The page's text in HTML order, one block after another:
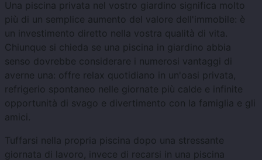
Una piscina privata nel vostro giardino significa molto
più di un semplice aumento del valore dell'immobile: è
un investimento diretto nella vostra qualità di vita.
Chiunque si chieda se una piscina in giardino abbia
senso dovrebbe considerare i numerosi vantaggi di
averne una: offre relax quotidiano in un'oasi privata,
refrigerio spontaneo nelle giornate più calde e infinite
opportunità di svago e divertimento con la famiglia e gli
amici.
Tuffarsi nella propria piscina dopo una stressante
giornata di lavoro, invece di recarsi in una piscina